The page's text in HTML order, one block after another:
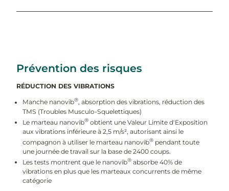
Prévention des risques
RÉDUCTION DES VIBRATIONS
Manche nanovib®, absorption des vibrations, réduction des
TMS (Troubles Musculo-Squelettiques)
Le marteau nanovib® obtient une Valeur Limite d'Exposition
aux vibrations inférieure à 2,5 m/s², autorisant ainsi le
compagnon à utiliser le marteau nanovib® pendant toute
une journée de travail sur la base de 2400 coups.
Les tests montrent que le nanovib® absorbe 40% de
vibrations en plus que les marteaux concurrents de même
catégorie